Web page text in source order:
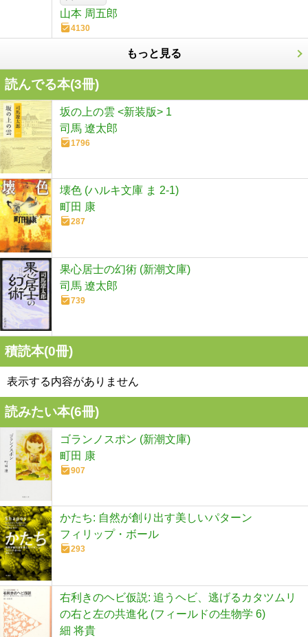
山本 周五郎
4130
もっと見る
読んでる本(3冊)
坂の上の雲 <新装版> 1
司馬 遼太郎
1796
壊色 (ハルキ文庫 ま 2-1)
町田 康
287
果心居士の幻術 (新潮文庫)
司馬 遼太郎
739
積読本(0冊)
表示する内容がありません
読みたい本(6冊)
ゴランノスポン (新潮文庫)
町田 康
907
かたち: 自然が創り出す美しいパターン
フィリップ・ボール
293
右利きのヘビ仮説: 追うヘビ、逃げるカタツムリ
の右と左の共進化 (フィールドの生物学 6)
細 将貴